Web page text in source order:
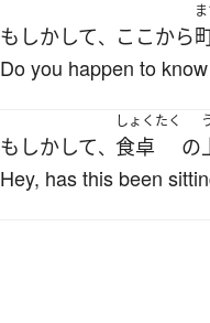
もしかして、 ここから
Do you happen to
もしかして、
しょくたく
食卓 の
Hey, has this been